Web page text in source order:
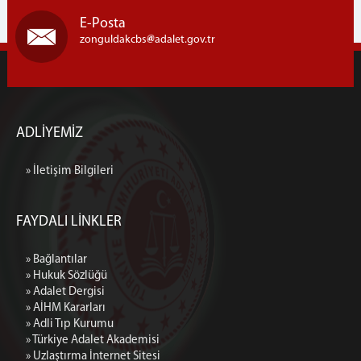
1. Aile Mahkemesi
2. Aile Mahkemesi
İş Mahkemeleri
3. İş Mahkemesi
Sulh Hukuk Mahkemeleri
2. Sulh Hukuk Mahkemesi
Kadastro Mahkemesi
İcra Hukuk Mahkemesi
İcra Daireleri
İcra Dairesi
Bürolar
E-Posta
zonguldakcbs adalet.gov.tr
ADLİYEMİZ
» İletişim Bilgileri
FAYDALI LİNKLER
» Bağlantılar
» Hukuk Sözlüğü
» Adalet Dergisi
» AİHM Kararları
» Adli Tıp Kurumu
» Türkiye Adalet Akademisi
» Uzlaştırma İnternet Sitesi